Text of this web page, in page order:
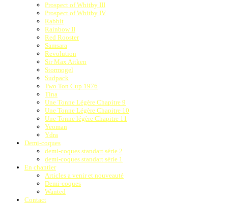
Prospect of Whitby III
Prospect of Whitby IV
Rabbit
Rainbow II
Red Rooster
Samsara
Revolution
Sir Max Aitken
Stormogel
Sudpack
Two Ton Cup 1976
Tina
Une Tonne Légère Chapitre 9
Une Tonne Légère Chapitre 10
Une Tonne légère Chapitre 11
Yeoman
Ydra
Demi-coques
demi-coques standart série 2
demi-coques standart série 1
En chantier
Articles a venir et nouveauté
Demi-coques
Wanted
Contact